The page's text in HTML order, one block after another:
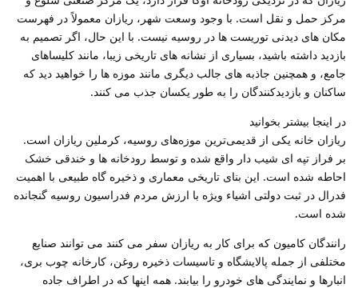
مرکز حمل و نقل است. با وجود وسعت شهر، ریازان معمولاً در فهرست
مکان های دیدنی توریست ها در روسیه نیست. با این حال، اگر تصمیم به
بازدید داشته باشید، بسیاری از نشانه های تاریخی زیبا، مانند کلیساهای
جامع، و همچنین جاذبه های جالب دیگری مانند موزه ها را خواهید دید که
ساکنان و بازدیدکنندگان را به طور یکسان جذب می کنند.
در اینجا بیشتر بخوانید
ریازان خانه یکی از قدیمی‌ترین موزه‌های روسیه، کرملین ریازان است.
بر فراز تپه ای شیب دار واقع شده و توسط رودخانه ها و خندقی خشک
احاطه شده است. این بنای تاریخی معماری و ذخیره گاه طبیعی با اهمیت
فدرال در ثبت دولتی اشیاء ویژه با ارزش مردم فدراسیون روسیه گنجانده
شده است.
رانندگان کامیون که برای کار به ریازان سفر می کنند می توانند صنایع
مختلفی از جمله پالایشگاه و تاسیسات ذخیره روغن، کارخانه چوب بری،
انبارها و نمایندگی های خودرو را بیابند. همه اینها که در اطراف جاده